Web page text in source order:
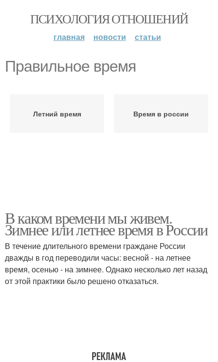
ПСИХОЛОГИЯ ОТНОШЕНИЙ
главная новости статьи
Правильное время
Летний время Время в россии
В каком времени мы живем.
Зимнее или летнее время в России
В течение длительного времени граждане России
дважды в год переводили часы: весной - на летнее
время, осенью - на зимнее. Однако несколько лет назад
от этой практики было решено отказаться.